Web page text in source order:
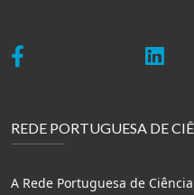
REDE PORTUGUESA DE
A Rede Portuguesa de